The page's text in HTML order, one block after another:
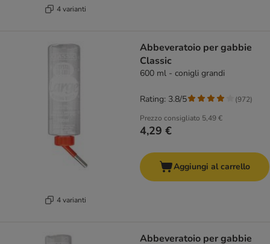
4 varianti
4 varianti
Abbeveratoio per gabbie
Classic
600 ml - conigli grandi
Prezzo consigliato 5,49 €
4,29 €
Rating: 3.8/5 (972)
Aggiungi al carrello
Abbeveratoio per gabbie